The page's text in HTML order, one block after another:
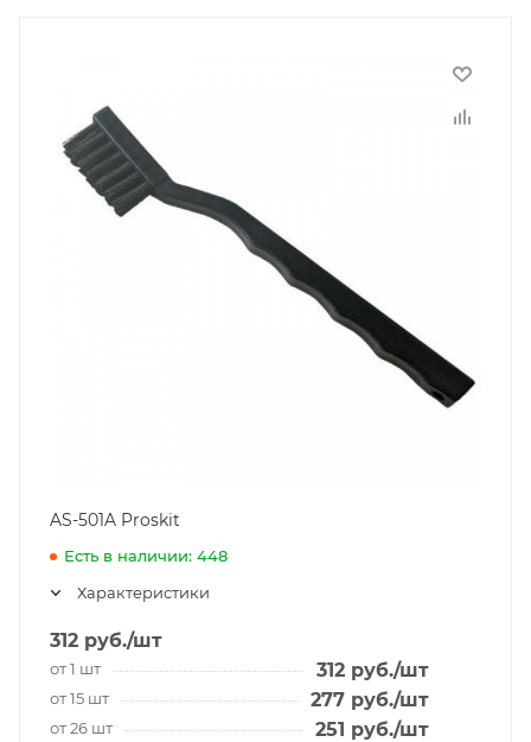
AS-501A Proskit
Есть в наличии: 448
Характеристики
312 руб./шт
от 1 шт 312 руб./шт
от 15 шт 277 руб./шт
от 26 шт 251 руб./шт